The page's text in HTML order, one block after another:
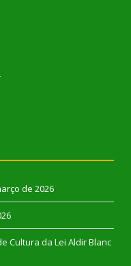
de 2026
Cultura da Lei Aldir Blanc